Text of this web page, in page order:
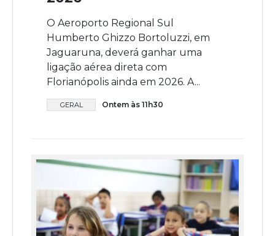
O Aeroporto Regional Sul
Humberto Ghizzo Bortoluzzi, em
Jaguaruna, deverá ganhar uma
ligação aérea direta com
Florianópolis ainda em 2026. A...
GERAL Ontem às 11h30